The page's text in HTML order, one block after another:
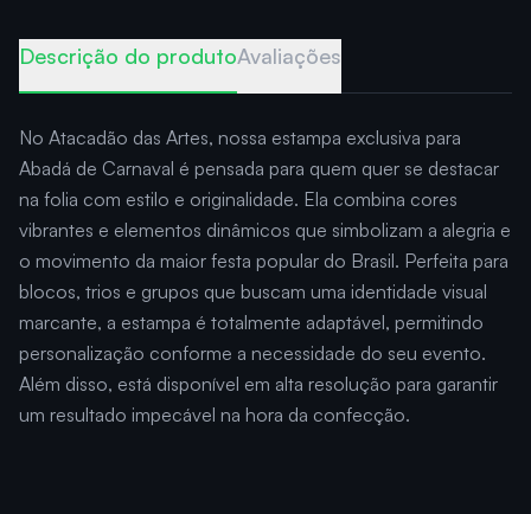
Descrição do produtoAvaliações
No Atacadão das Artes, nossa estampa exclusiva para
Abadá de Carnaval é pensada para quem quer se destacar
na folia com estilo e originalidade. Ela combina cores
vibrantes e elementos dinâmicos que simbolizam a alegria e
o movimento da maior festa popular do Brasil. Perfeita para
blocos, trios e grupos que buscam uma identidade visual
marcante, a estampa é totalmente adaptável, permitindo
personalização conforme a necessidade do seu evento.
Além disso, está disponível em alta resolução para garantir
um resultado impecável na hora da confecção.